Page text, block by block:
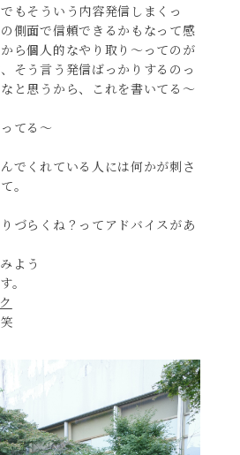
もそういう内容発信しまくっ
側面で信頼できるかもなって感
ら個人的なやり取り〜ってのが
そう言う発信ばっかりするのっ
と思うから、これを書いてる〜
てる〜
でくれている人には何かが刺さ
。
づらくね？ってアドバイスがあ
よう
。